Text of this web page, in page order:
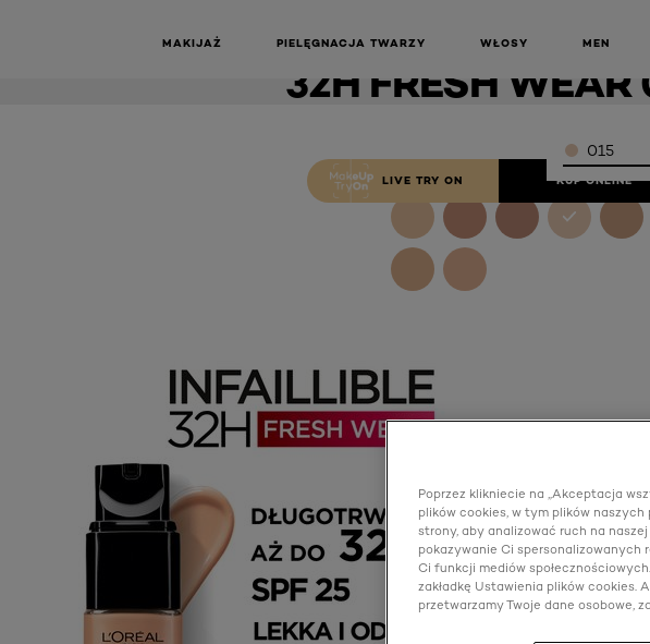
MAKIJAŻ PIELĘGNACJA TWARZY WŁOSY MEN
PODKŁAD
32H FRESH WEAR
LIVE TRY ON KUP ONLINE
Color
015
Poprzez klikniecie na „Akceptacja
plików cookies, w tym plików
strony, aby analizować ruch na
pokazywanie Ci
Ci funkcji mediów
zakładkę Ustawienia plików cookies.
przetwarzamy Twoje dane osobowe,